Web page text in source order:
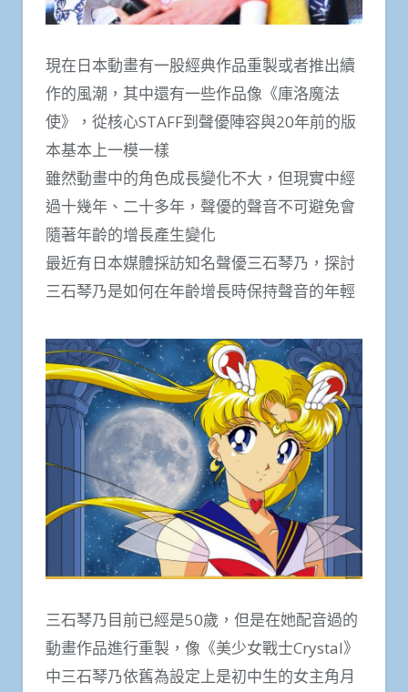
現在日本動畫有一股經典作品重製或者推出續
作的風潮，其中還有一些作品像《庫洛魔法
使》，從核心STAFF到聲優陣容與20年前的版
本基本上一模一樣
雖然動畫中的角色成長變化不大，但現實中經
過十幾年、二十多年，聲優的聲音不可避免會
隨著年齡的增長產生變化
最近有日本媒體採訪知名聲優三石琴乃，探討
三石琴乃是如何在年齡增長時保持聲音的年輕
三石琴乃目前已經是50歲，但是在她配音過的
動畫作品進行重製，像《美少女戰士Crystal》
中三石琴乃依舊為設定上是初中生的女主角月